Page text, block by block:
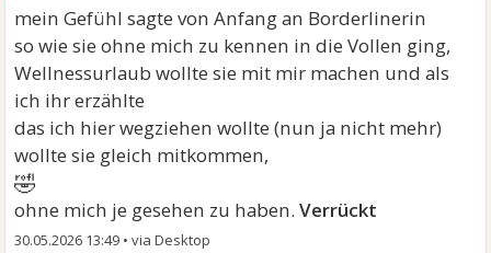
mein Gefühl sagte von Anfang an Borderlinerin
so wie sie ohne mich zu kennen in die Vollen ging,
Wellnessurlaub wollte sie mit mir machen und als
ich ihr erzählte
das ich hier wegziehen wollte (nun ja nicht mehr)
wollte sie gleich mitkommen,
🤣
ohne mich je gesehen zu haben.Verrückt
30.05.2026 13:49 •